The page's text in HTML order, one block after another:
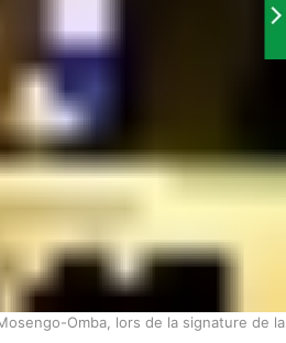
Omba, lors de la signature de la